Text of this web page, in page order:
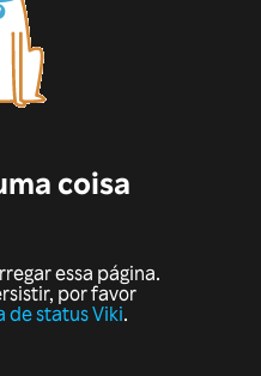
coisa
essa página.
por favor
de status Viki.